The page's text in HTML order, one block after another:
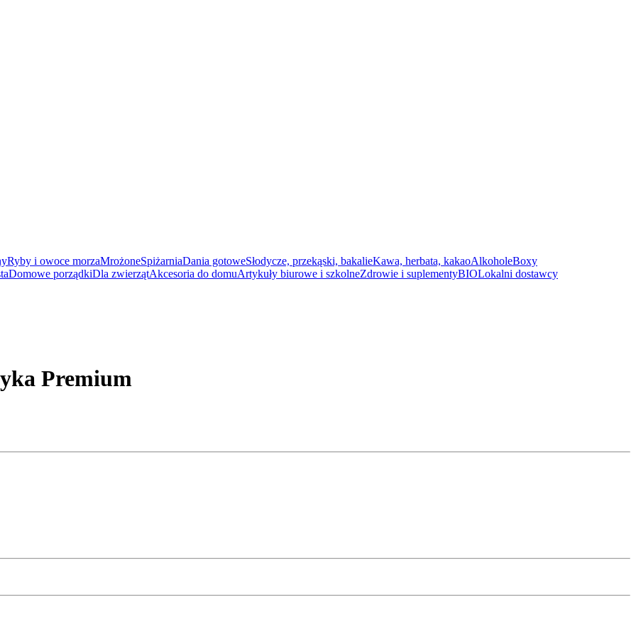
Ryby i owoce morzaMrożoneSpiżarniaDania gotoweSłodycze, przekąski, bakalieKawa, herbata, kakaoAlkoholeBoxy
Domowe porządkiDla zwierzątAkcesoria do domuArtykuły biurowe i szkolneZdrowie i suplementyBIOLokalni dostawcy
Premium